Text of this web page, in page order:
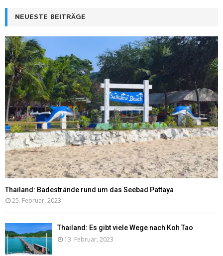
NEUESTE BEITRÄGE
Thailand: Badestrände rund um das Seebad Pattaya
25. Februar, 2023
Thailand: Es gibt viele Wege nach Koh Tao
13. Februar, 2023